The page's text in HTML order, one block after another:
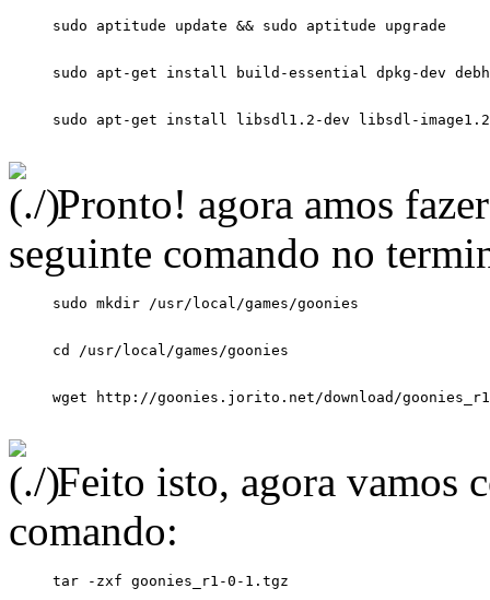
Pronto! agora amos
seguinte comando no
Feito isto, agora vamos
comando: